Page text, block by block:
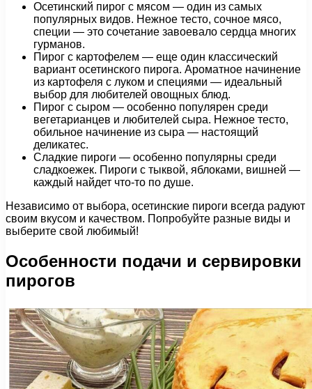
Осетинский пирог с мясом — один из самых
популярных видов. Нежное тесто, сочное мясо,
специи — это сочетание завоевало сердца многих
гурманов.
Пирог с картофелем — еще один классический
вариант осетинского пирога. Ароматное начинение
из картофеля с луком и специями — идеальный
выбор для любителей овощных блюд.
Пирог с сыром — особенно популярен среди
вегетарианцев и любителей сыра. Нежное тесто,
обильное начинение из сыра — настоящий
деликатес.
Сладкие пироги — особенно популярны среди
сладкоежек. Пироги с тыквой, яблоками, вишней —
каждый найдет что-то по душе.
Независимо от выбора, осетинские пироги всегда радуют
своим вкусом и качеством. Попробуйте разные виды и
выберите свой любимый!
Особенности подачи и сервировки
пирогов